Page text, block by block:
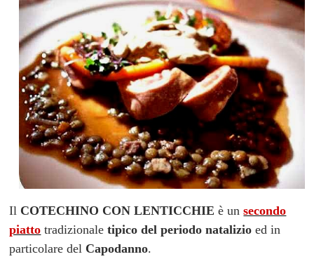
Il COTECHINO CON LENTICCHIE è unsecondo
piatto tradizionaletipico del periodo natalizio ed in
particolare del Capodanno.